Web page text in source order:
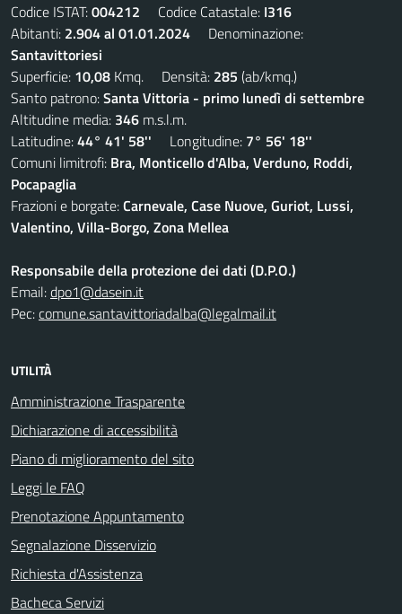
Codice ISTAT:004212 Codice Catastale: I316
Abitanti: 2.904 al 01.01.2024 Denominazione:
Santavittoriesi
Superficie: 10,08 Kmq. Densità: 285 (ab/kmq.)
Santo patrono:Santa Vittoria - primo lunedì di settembre
Altitudine media: 346 m.s.l.m.
Latitudine:44° 41' 58'' Longitudine: 7° 56' 18''
Comuni limitrofi: Bra, Monticello d'Alba, Verduno, Roddi,
Pocapaglia
Frazioni e borgate:Carnevale, Case Nuove, Guriot, Lussi,
Valentino, Villa-Borgo, Zona Mellea
Responsabile della protezione dei dati (D.P.O.)
Email:dpo1@dasein.it
Pec:comune.santavittoriadalba@legalmail.it
UTILITÀ
Amministrazione Trasparente
Dichiarazione di accessibilità
Piano di miglioramento del sito
Leggi le FAQ
Prenotazione Appuntamento
Segnalazione Disservizio
Richiesta d'Assistenza
Bacheca Servizi